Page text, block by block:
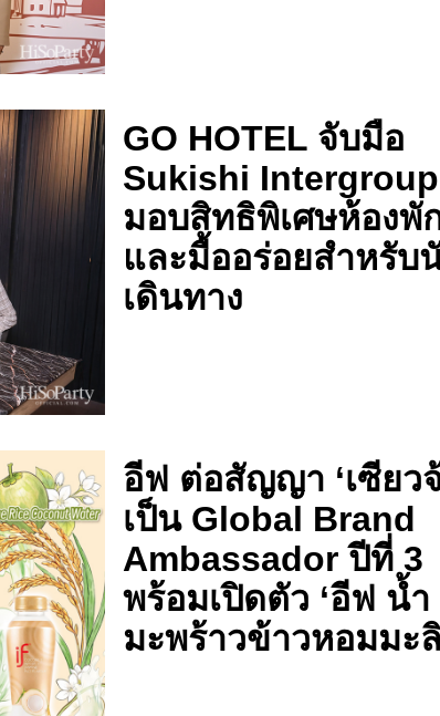
GO HOTEL จับมือ
Sukishi Intergroup
มอบสิทธิพิเศษห้องพั
และมื้ออร่อยสำหรับ
เดินทาง
อีฟ ต่อสัญญา ‘เซียว
เป็น Global Brand
Ambassador ปีที่ 3
พร้อมเปิดตัว ‘อีฟ น้ำ
มะพร้าวข้าวหอมมะลิ